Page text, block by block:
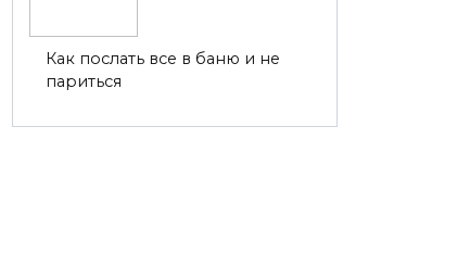
Как послать все в баню и не
париться